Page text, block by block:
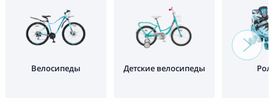
Велосипеды Детские велосипеды